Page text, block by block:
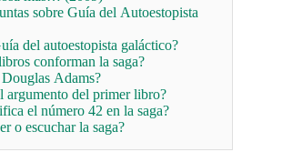
sobre Guía del Autoestopista
del autoestopista galáctico?
conforman la saga?
Adams?
argumento del primer libro?
el número 42 en la saga?
o escuchar la saga?